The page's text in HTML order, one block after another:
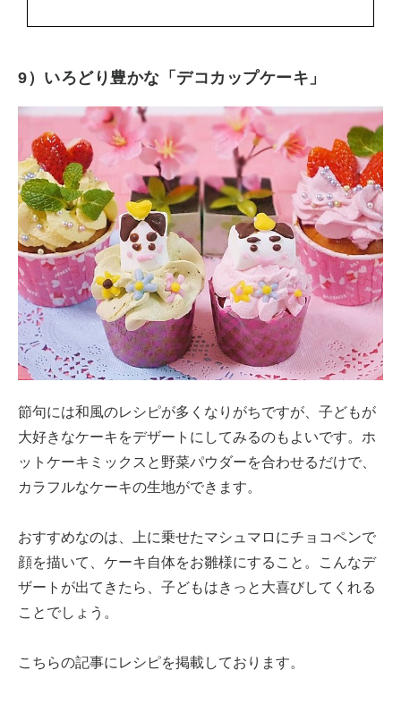
9）いろどり豊かな「デコカップケーキ」
節句には和風のレシピが多くなりがちですが、子どもが
大好きなケーキをデザートにしてみるのもよいです。ホ
ットケーキミックスと野菜パウダーを合わせるだけで、
カラフルなケーキの生地ができます。
おすすめなのは、上に乗せたマシュマロにチョコペンで
顔を描いて、ケーキ自体をお雛様にすること。こんなデ
ザートが出てきたら、子どもはきっと大喜びしてくれる
ことでしょう。
こちらの記事にレシピを掲載しております。